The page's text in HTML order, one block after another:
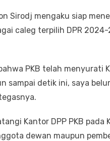
Sirodj mengaku siap
caleg terpilih DPR
PKB telah menyurati
sampai detik ini, saya
Kantor DPP PKB pada
dewan maupun